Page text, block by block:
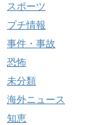
スポーツ
プチ情報
事件・事故
恐怖
未分類
海外ニュース
知恵